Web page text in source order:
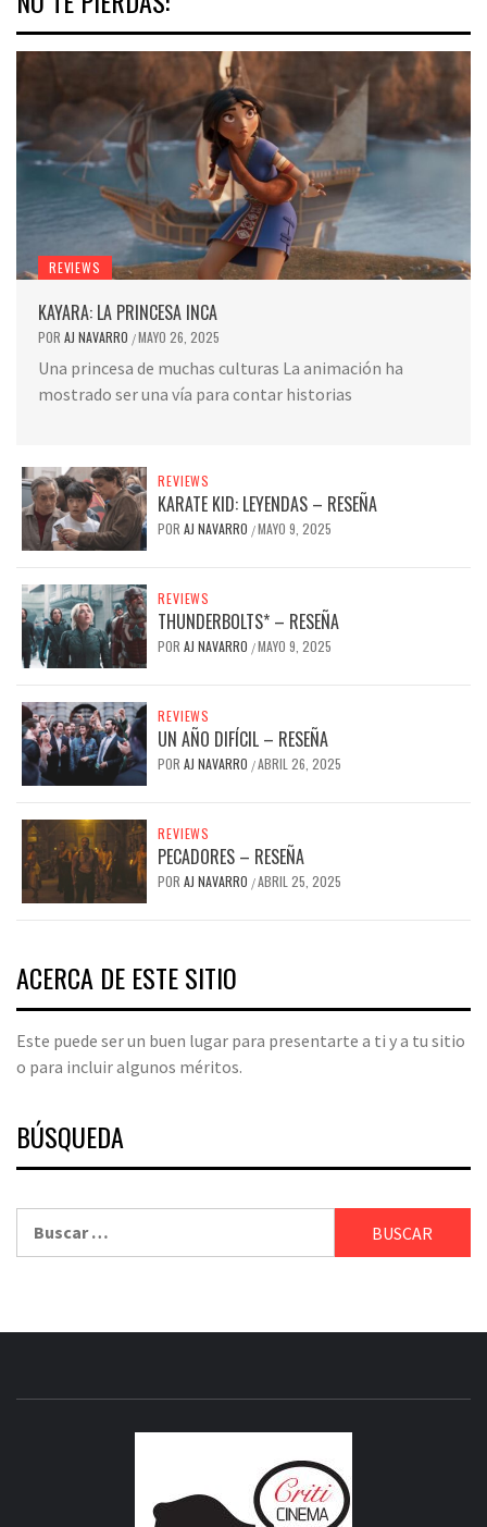
REVIEWS
KAYARA: LA PRINCESA INCA
POR AJ NAVARRO /MAYO 26, 2025
Una princesa de muchas culturas La animación ha
mostrado ser una vía para contar historias
REVIEWS
KARATE KID: LEYENDAS – RESEÑA
POR AJ NAVARRO /MAYO 9, 2025
REVIEWS
THUNDERBOLTS* – RESEÑA
POR AJ NAVARRO /MAYO 9, 2025
REVIEWS
UN AÑO DIFÍCIL – RESEÑA
POR AJ NAVARRO /ABRIL 26, 2025
REVIEWS
PECADORES – RESEÑA
POR AJ NAVARRO /ABRIL 25, 2025
ACERCA DE ESTE SITIO
Este puede ser un buen lugar para presentarte a ti y a tu sitio
o para incluir algunos méritos.
BÚSQUEDA